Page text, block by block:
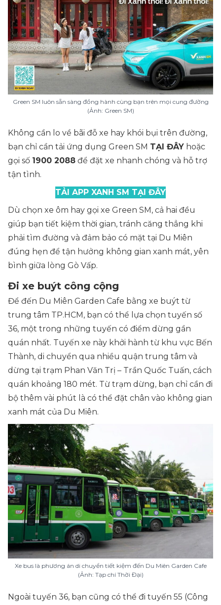
Green SM luôn sẵn sàng đồng hành cùng bạn trên mọi cung đường
(Ảnh: Green SM)
Không cần lo về bãi đỗ xe hay khói bụi trên đường,
bạn chỉ cần tải ứng dụng Green SM TẠI ĐÂY hoặc
gọi số 1900 2088 để đặt xe nhanh chóng và hỗ trợ
tận tình.
TẢI APP XANH SM TẠI ĐÂY
Dù chọn xe ôm hay gọi xe Green SM, cả hai đều
giúp bạn tiết kiệm thời gian, tránh căng thẳng khi
phải tìm đường và đảm bảo có mặt tại Du Miên
đúng hẹn để tận hưởng không gian xanh mát, yên
bình giữa lòng Gò Vấp.
Đi xe buýt công cộng
Để đến Du Miên Garden Cafe bằng xe buýt từ
trung tâm TP.HCM, bạn có thể lựa chọn tuyến số
36, một trong những tuyến có điểm dừng gần
quán nhất. Tuyến xe này khởi hành từ khu vực Bến
Thành, di chuyển qua nhiều quận trung tâm và
dừng tại trạm Phan Văn Trị – Trần Quốc Tuấn, cách
quán khoảng 180 mét. Từ trạm dừng, bạn chỉ cần đi
bộ thêm vài phút là có thể đặt chân vào không gian
xanh mát của Du Miên.
Xe bus là phương án di chuyển tiết kiệm đến Du Miên Garden Cafe
(Ảnh: Tạp chí Thời Đại)
Ngoài tuyến 36, bạn cũng có thể đi tuyến 55 (Công